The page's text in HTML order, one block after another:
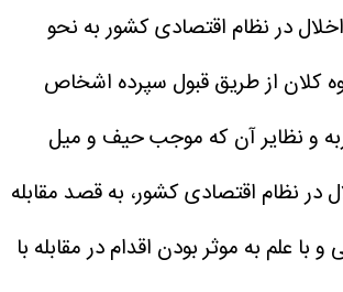
در نظام اقتصادی کشور به نحو
کلان از طریق قبول سپرده اشخاص
و نظایر آن که موجب حیف و میل
در نظام اقتصادی کشور، به قصد مقابله
با علم به موثر بودن اقدام در مقابله با